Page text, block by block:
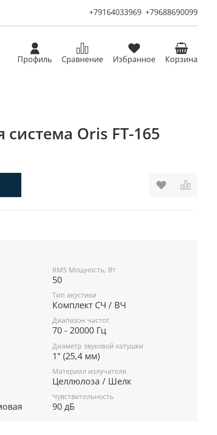
+79164033969 +79688690099
Профиль Сравнение Избранное Корзина
система Oris FT-165
RMS Мощность, Вт
50
Тип акустики
Комплект СЧ / ВЧ
Диапазон частот
70 - 20000 Гц
Диаметр звуковой катушки
1" (25,4 мм)
Материал излучателя
Целлюлоза / Шелк
Чувствительность
90 дБ